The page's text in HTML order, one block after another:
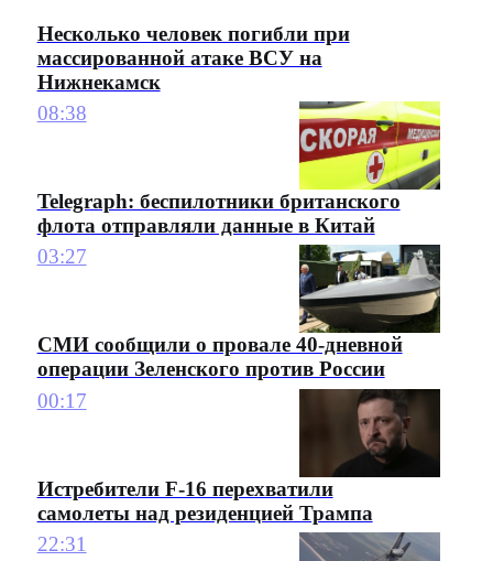
Несколько человек погибли при
массированной атаке ВСУ на
Нижнекамск
08:38
Telegraph: беспилотники британского
флота отправляли данные в Китай
03:27
СМИ сообщили о провале 40-дневной
операции Зеленского против России
00:17
Истребители F-16 перехватили
самолеты над резиденцией Трампа
22:31